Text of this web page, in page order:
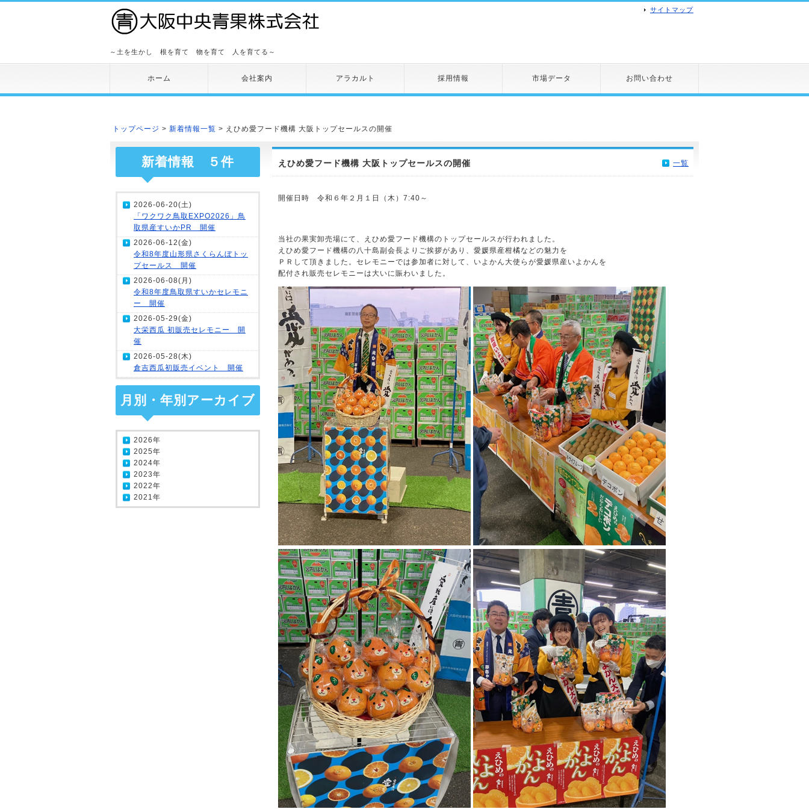
サイトマップ
～土を生かし 根を育て 物を育て 人を育てる～
ホーム 会社案内 アラカルト 採用情報 市場データ お問い合わせ
トップページ > 新着情報一覧 > えひめ愛フード機構 大阪トップセールスの開催
えひめ愛フード機構 大阪トップセールスの開催 一覧
開催日時 令和６年２月１日（木）7:40～
当社の果実卸売場にて、えひめ愛フード機構のトップセールスが行われました。
えひめ愛フード機構の八十島副会長よりご挨拶があり、愛媛県産柑橘などの魅力を
ＰＲして頂きました。セレモニーでは参加者に対して、いよかん大使らが愛媛県産いよかんを
配付され販売セレモニーは大いに賑わいました。
新着情報 ５件
2026-06-20(土)
「ワクワク鳥取EXPO2026」鳥
取県産すいかPR 開催
2026-06-12(金)
令和8年度山形県さくらんぼトッ
プセールス 開催
2026-06-08(月)
令和8年度鳥取県すいかセレモニ
ー 開催
2026-05-29(金)
大栄西瓜 初販売セレモニー 開
催
2026-05-28(木)
倉吉西瓜初販売イベント 開催
月別・年別アーカイブ
2026年
2025年
2024年
2023年
2022年
2021年